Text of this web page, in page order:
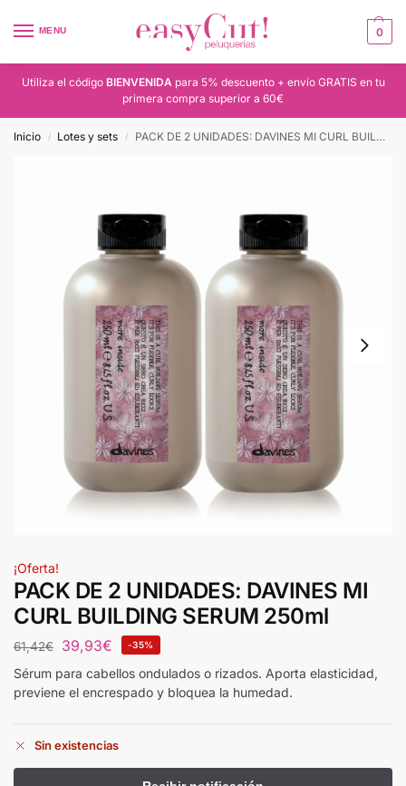
MENU 0
Utiliza el código BIENVENIDApara 5% descuento + envío GRATIS en tu
primera compra superior a 60€
Inicio / Lotes y sets / PACK DE 2 UNIDADES: DAVINES MI CURL BUILDING SERUM 250ml
¡Oferta!
PACK DE 2 UNIDADES: DAVINES MI
CURL BUILDING SERUM 250ml
61,42€ 39,93€ -35%
Sérum para cabellos ondulados o rizados. Aporta elasticidad,
previene el encrespado y bloquea la humedad.
Sin existencias